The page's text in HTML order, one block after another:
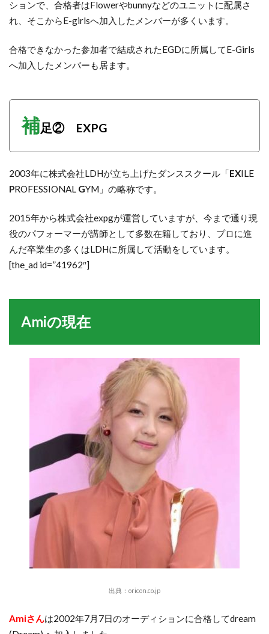
ションで、合格者はFlowerやbunnyなどのユニットに配属さ
れ、そこからE-girlsへ加入したメンバーが多くいます。
合格できなかった参加者で結成されたEGDに所属してE-Girls
へ加入したメンバーも居ます。
補足② EXPG
2003年に株式会社LDHが立ち上げたダンススクール「EXILE
PROFESSIONAL GYM」の略称です。
2015年から株式会社expgが運営していますが、今まで通り現
役のパフォーマーが講師として多数在籍しており、プロに進
んだ卒業生の多くはLDHに所属して活動をしています。
[the_ad id=”41962″]
Amiの現在
出典： oricon.co.jp
Amiさんは2002年7月7日のオーディションに合格してdream